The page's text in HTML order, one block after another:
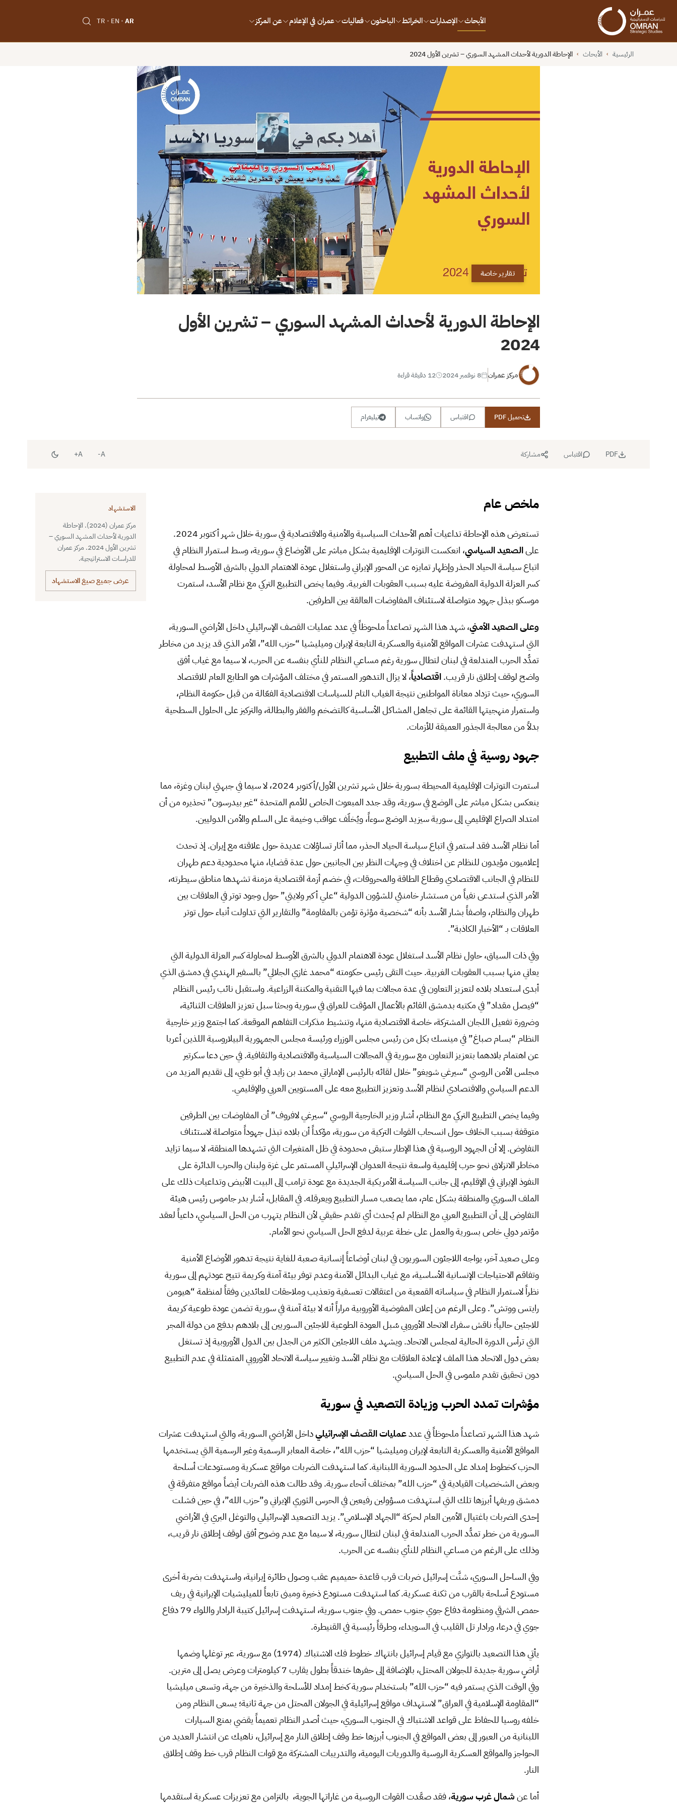
الأبحاث الإصدارات الخرائط الباحثون فعاليات عمران في الإعلام عن المركز AR
EN
TR
الرئيسية › الأبحاث › الإحاطة الدورية لأحداث المشهد السوري – تشرين الأول 2024
تقارير خاصة
الإحاطة الدورية لأحداث المشهد السوري – تشرين الأول
2024
مركز عمران 8 نوفمبر 2024 12 دقيقة قراءة
تحميل PDF اقتباس واتساب تيليغرام
PDF اقتباس مشاركة A-
A+
ملخص عام
تستعرض هذه الإحاطة تداعيات أهم الأحداث السياسية والأمنية والاقتصادية في سورية خلال شهر أكتوبر 2024.
علىالصعيد السياسي، انعكست التوترات الإقليمية بشكل مباشر على الأوضاع في سورية، وسط استمرار النظام في
اتباع سياسة الحياد الحذر وإظهار تمايزه عن المحور الإيراني واستغلال عودة الاهتمام الدولي بالشرق الأوسط لمحاولة
كسر العزلة الدولية المفروضة عليه بسبب العقوبات الغربية. وفيما يخص التطبيع التركي مع نظام الأسد، استمرت
موسكو ببذل جهود متواصلة لاستئناف المفاوضات العالقة بين الطرفين.
وعلى الصعيد الأمني، شهد هذا الشهر تصاعداً ملحوظاً في عدد عمليات القصف الإسرائيلي داخل الأراضي السورية،
التي استهدفت عشرات المواقع الأمنية والعسكرية التابعة لإيران وميليشيا “حزب الله”، الأمر الذي قد يزيد من مخاطر
تمدُّد الحرب المندلعة في لبنان لتطال سورية رغم مساعي النظام للنأي بنفسه عن الحرب، لا سيما مع غياب أفق
واضح لوقف إطلاق نار قريب.اقتصادياً، لا يزال التدهور المستمر في مختلف المؤشرات هو الطابع العام للاقتصاد
السوري، حيث تزداد معاناة المواطنين نتيجة الغياب التام للسياسات الاقتصادية الفعّالة من قبل حكومة النظام،
واستمرار منهجيتها القائمة على تجاهل المشاكل الأساسية كالتضخم والفقر والبطالة، والتركيز على الحلول السطحية
بدلاً من معالجة الجذور العميقة للأزمات.
جهود روسية في ملف التطبيع
استمرت التوترات الإقليمية المحيطة بسورية خلال شهر تشرين الأول/أكتوبر 2024، لا سيما في جبهتي لبنان وغزة، مما
ينعكس بشكل مباشر على الوضع في سورية، وقد جدد المبعوث الخاص للأمم المتحدة “غير بيدرسون” تحذيره من أن
امتداد الصراع الإقليمي إلى سورية سيزيد الوضع سوءاً، ويُخلّف عواقب وخيمة على السلم والأمن الدوليين.
أما نظام الأسد فقد استمر في اتباع سياسة الحياد الحذر، مما أثار تساؤلات عديدة حول علاقته مع إيران. إذ تحدث
إعلاميون مؤيدون للنظام عن اختلاف في وجهات النظر بين الجانبين حول عدة قضايا، منها محدودية دعم طهران
للنظام في الجانب الاقتصادي وقطاع الطاقة والمحروقات، في خضم أزمة اقتصادية مزمنة تشهدها مناطق سيطرته،
الأمر الذي استدعى نفياً من مستشار خامنئي للشؤون الدولية “علي أكبر ولايتي” حول وجود توتر في العلاقات بين
طهران والنظام، واصفاً بشار الأسد بأنه “شخصية مؤثرة تؤمن بالمقاومة” والتقارير التي تداولت أنباء حول توتر
العلاقات بـ “الأخبار الكاذبة”.
وفي ذات السياق، حاول نظام الأسد استغلال عودة الاهتمام الدولي بالشرق الأوسط لمحاولة كسر العزلة الدولية التي
يعاني منها بسبب العقوبات الغربية. حيث التقى رئيس حكومته “محمد غازي الجلالي” بالسفير الهندي في دمشق الذي
أبدى استعداد بلاده لتعزيز التعاون في عدة مجالات بما فيها التقنية والمكننة الزراعية. واستقبل نائب رئيس النظام
“فيصل مقداد” في مكتبه بدمشق القائم بالأعمال المؤقت للعراق في سورية وبحثا سبل تعزيز العلاقات الثنائية،
وضرورة تفعيل اللجان المشتركة، خاصة الاقتصادية منها، وتنشيط مذكرات التفاهم الموقعة. كما اجتمع وزير خارجية
النظام “بسام صباغ” في مينسك بكل من رئيس مجلس الوزراء ورئيسة مجلس الجمهورية البيلاروسية اللذين أعربا
عن اهتمام بلادهما بتعزيز التعاون مع سورية في المجالات السياسية والاقتصادية والثقافية. في حين دعا سكرتير
مجلس الأمن الروسي “سيرغي شويغو” خلال لقائه بالرئيس الإماراتي محمد بن زايد في أبو ظبي، إلى تقديم المزيد من
الدعم السياسي والاقتصادي لنظام الأسد وتعزيز التطبيع معه على المستويين العربي والإقليمي.
وفيما يخص التطبيع التركي مع النظام، أشار وزير الخارجية الروسي “سيرغي لافروف” أن المفاوضات بين الطرفين
متوقفة بسبب الخلاف حول انسحاب القوات التركية من سورية، مؤكداً أن بلاده تبذل جهوداً متواصلة لاستئناف
التفاوض. إلا أن الجهود الروسية في هذا الإطار ستبقى محدودة في ظل المتغيرات التي تشهدها المنطقة، لا سيما تزايد
مخاطر الانزلاق نحو حرب إقليمية واسعة نتيجة العدوان الإسرائيلي المستمر على غزة ولبنان والحرب الدائرة على
النفوذ الإيراني في الإقليم، إلى جانب السياسة الأمريكية الجديدة مع عودة ترامب إلى البيت الأبيض وتداعيات ذلك على
الملف السوري والمنطقة بشكل عام، مما يصعب مسار التطبيع ويعرقله. في المقابل، أشار بدر جاموس رئيس هيئة
التفاوض إلى أن التطبيع العربي مع النظام لم يُحدث أي تقدم حقيقي لأن النظام يتهرب من الحل السياسي، داعياً لعقد
مؤتمر دولي خاص بسورية والعمل على خطة عربية لدفع الحل السياسي نحو الأمام.
وعلى صعيد آخر، يواجه اللاجئون السوريون في لبنان أوضاعاً إنسانية صعبة للغاية نتيجة تدهور الأوضاع الأمنية
وتفاقم الاحتياجات الإنسانية الأساسية، مع غياب البدائل الآمنة وعدم توفر بيئة آمنة وكريمة تتيح عودتهم إلى سورية
نظراً لاستمرار النظام في سياساته القمعية من اعتقالات تعسفية وتعذيب وملاحقات للعائدين وفقاً لمنظمة “هيومن
رايتس ووتش”. وعلى الرغم من إعلان المفوضية الأوروبية مراراً أنه لا بيئة آمنة في سورية تضمن عودة طوعية كريمة
للاجئين حالياً؛ ناقش سفراء الاتحاد الأوروبي سُبل العودة الطوعية للاجئين السوريين إلى بلادهم بدفع من دولة المجر
التي ترأس الدورة الحالية لمجلس الاتحاد. ويشهد ملف اللاجئين الكثير من الجدل بين الدول الأوروبية إذ تستغل
بعض دول الاتحاد هذا الملف لإعادة العلاقات مع نظام الأسد وتغيير سياسة الاتحاد الأوروبي المتمثلة في عدم التطبيع
دون تحقيق تقدم ملموس في الحل السياسي.
مؤشرات تمدد الحرب وزيادة التصعيد في سورية
شهد هذا الشهر تصاعداً ملحوظاً في عددعمليات القصف الإسرائيليداخل الأراضي السورية، والتي استهدفت عشرات
المواقع الأمنية والعسكرية التابعة لإيران وميليشيا “حزب الله”، خاصة المعابر الرسمية وغير الرسمية التي يستخدمها
الحزب كخطوط إمداد على الحدود السورية اللبنانية. كما استهدفت الضربات مواقع عسكرية ومستودعات أسلحة
وبعض الشخصيات القيادية في “حزب الله” بمختلف أنحاء سورية. وقد طالت هذه الضربات أيضاً مواقع متفرقة في
دمشق وريفها أبرزها تلك التي استهدفت مسؤولين رفيعين في الحرس الثوري الإيراني و”حزب الله”، في حين فشلت
إحدى الضربات باغتيال الأمين العام لحركة “الجهاد الإسلامي”. يزيد التصعيد الإسرائيلي والتوغل البري في الأراضي
السورية من خطر تمدُّد الحرب المندلعة في لبنان لتطال سورية، لا سيما مع عدم وضوح أفق لوقف إطلاق نار قريب،
وذلك على الرغم من مساعي النظام للنأي بنفسه عن الحرب.
وفي الساحل السوري، شنَّت إسرائيل ضربات قرب قاعدة حميميم عقب وصول طائرة إيرانية، واستهدفت بضربة أخرى
مستودع أسلحة بالقرب من ثكنة عسكرية. كما استهدفت مستودع ذخيرة ومبنى تابعاً للميليشيات الإيرانية في ريف
حمص الشرقي ومنظومة دفاع جوي جنوب حمص. وفي جنوب سورية، استهدفت إسرائيل كتيبة الرادار واللواء 79 دفاع
جوي في درعا، ورادار تل القليب في السويداء، وطرقاً رئيسية في القنيطرة.
يأتي هذا التصعيد بالتوازي مع قيام إسرائيل بانتهاك خطوط فك الاشتباك (1974) مع سورية، عبر توغلها وضمها
أراضٍ سورية جديدة للجولان المحتل، بالإضافة إلى حفرها خندقاً بطول يقارب 7 كيلومترات وعرض يصل إلى مترين.
وفي الوقت الذي يستمر فيه “حزب الله” باستخدام سورية كخط إمداد للأسلحة والذخيرة من جهة، وتسعى ميليشيا
“المقاومة الإسلامية في العراق” لاستهداف مواقع إسرائيلية في الجولان المحتل من جهة ثانية؛ يسعى النظام ومن
خلفه روسيا للحفاظ على قواعد الاشتباك في الجنوب السوري، حيث أصدر النظام تعميماً يقضي بمنع السيارات
اللبنانية من العبور إلى بعض المواقع في الجنوب أبرزها خط وقف إطلاق النار مع إسرائيل، ناهيك عن انتشار العديد من
الحواجز والمواقع العسكرية الروسية والدوريات اليومية، والتدريبات المشتركة مع قوات النظام قرب خط وقف إطلاق
النار.
أما عنشمال غرب سورية، فقد صعَّدت القوات الروسية من غاراتها الجوية، بالتزامن مع تعزيزات عسكرية استقدمها
الاستشهاد
مركز عمران (2024). الإحاطة
الدورية لأحداث المشهد السوري –
تشرين الأول 2024. مركز عمران
للدراسات الاستراتيجية.
عرض جميع صيغ الاستشهاد